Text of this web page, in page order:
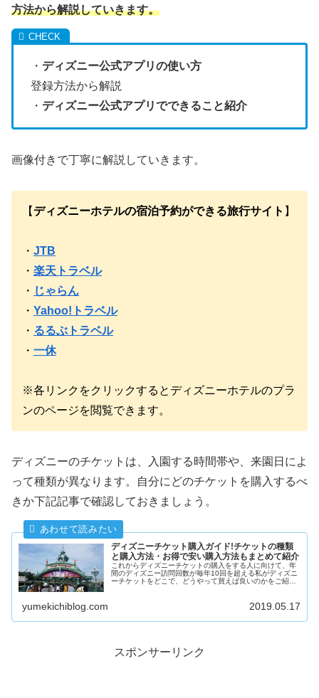
方法から解説していきます。
・ ディズニー公式アプリの使い方
登録方法から解説
・ ディズニー公式アプリでできること紹介
画像付きで丁寧に解説していきます。
【ディズニーホテルの宿泊予約ができる旅行サイト 】
・ JTB
・ 楽天トラベル
・ じゃらん
・ Yahoo!トラベル
・ るるぶトラベル
・ 一休
※各リンクをクリックするとディズニーホテルのプラ
ンのページを閲覧できます。
ディズニーのチケットは、入園する時間帯や、来園日によ
って種類が異なります。自分にどのチケットを購入するべ
きか下記記事で確認しておきましょう。
ディズニーチケット購入ガイド!チケットの種類
と購入方法・お得で安い購入方法もまとめて紹介
これからディズニーチケットの購入をする人に向けて、年
間のディズニー訪問回数が毎年10回を超える私がディズニ
ーチケットをどこで、どうやって買えば良いのかをご紹介
yumekichiblog.com 2019.05.17
スポンサーリンク